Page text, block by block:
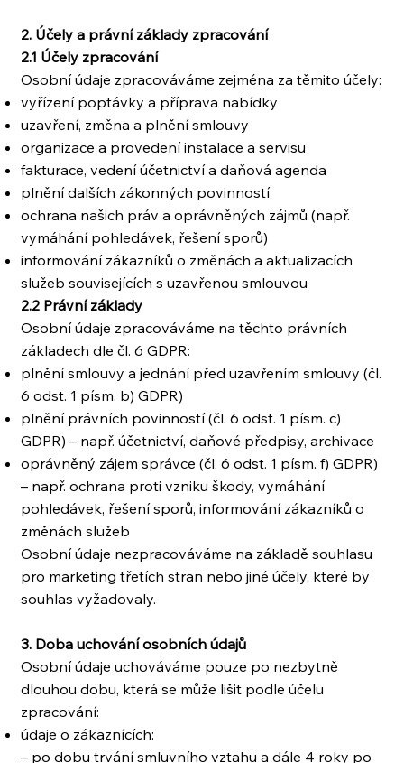
2. Účely a právní základy zpracování
2.1 Účely zpracování
Osobní údaje zpracováváme zejména za těmito účely:
vyřízení poptávky a příprava nabídky
uzavření, změna a plnění smlouvy
organizace a provedení instalace a servisu
fakturace, vedení účetnictví a daňová agenda
plnění dalších zákonných povinností
ochrana našich práv a oprávněných zájmů (např.
vymáhání pohledávek, řešení sporů)
informování zákazníků o změnách a aktualizacích
služeb souvisejících s uzavřenou smlouvou
2.2 Právní základy
Osobní údaje zpracováváme na těchto právních
základech dle čl. 6 GDPR:
plnění smlouvy a jednání před uzavřením smlouvy (čl.
6 odst. 1 písm. b) GDPR)
plnění právních povinností (čl. 6 odst. 1 písm. c)
GDPR) – např. účetnictví, daňové předpisy, archivace
oprávněný zájem správce (čl. 6 odst. 1 písm. f) GDPR)
– např. ochrana proti vzniku škody, vymáhání
pohledávek, řešení sporů, informování zákazníků o
změnách služeb
Osobní údaje nezpracováváme na základě souhlasu
pro marketing třetích stran nebo jiné účely, které by
souhlas vyžadovaly.
3. Doba uchování osobních údajů
Osobní údaje uchováváme pouze po nezbytně
dlouhou dobu, která se může lišit podle účelu
zpracování:
údaje o zákaznících:
– po dobu trvání smluvního vztahu a dále 4 roky po